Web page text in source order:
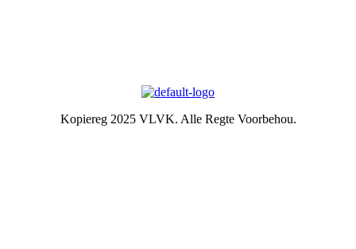
Kopiereg 2025 VLVK. Alle Regte Voorbehou.